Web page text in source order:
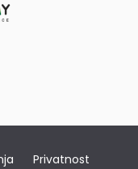
Privatnost